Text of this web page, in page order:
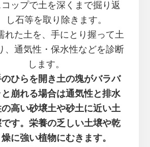
コップで土を深くまで掘り返
し石等を取り除きます。
れた土を、手にとり握って土
、通気性・保水性などを診断
します。
ひらを開き土の塊がバラバ
と崩れる場合は通気性と排水
高い砂壌土や砂土に近い土
す。栄養の乏しい土壌や乾
燥に強い植物にむきます。